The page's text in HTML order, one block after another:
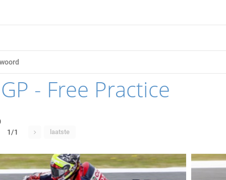
- Free Practice
1/1
laatste